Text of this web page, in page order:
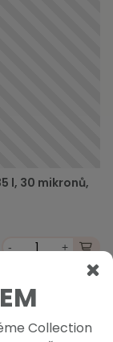
l, 30 mikronů,
- +
Collection